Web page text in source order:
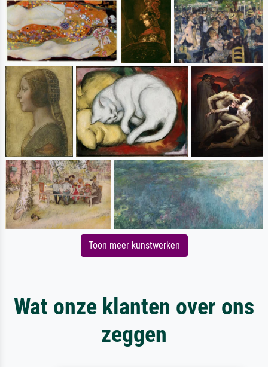
Toon meer kunstwerken
Wat onze klanten over ons
zeggen